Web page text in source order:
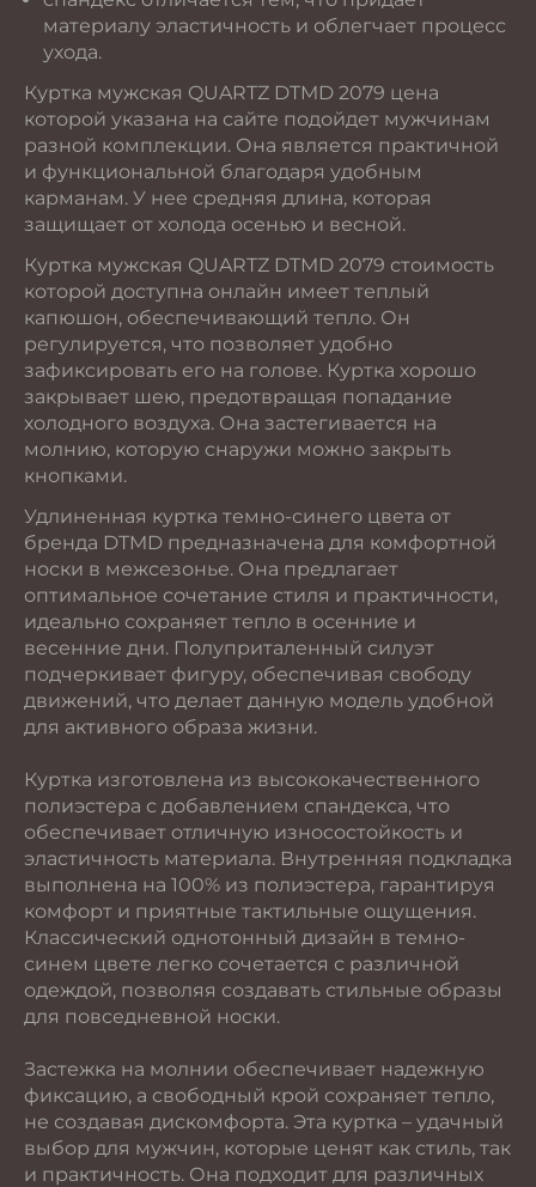
материалу эластичность и облегчает процесс
ухода.
Куртка мужская QUARTZ DTMD 2079 цена
которой указана на сайте подойдет мужчинам
разной комплекции. Она является практичной
и функциональной благодаря удобным
карманам. У нее средняя длина, которая
защищает от холода осенью и весной.
Куртка мужская QUARTZ DTMD 2079 стоимость
которой доступна онлайн имеет теплый
капюшон, обеспечивающий тепло. Он
регулируется, что позволяет удобно
зафиксировать его на голове. Куртка хорошо
закрывает шею, предотвращая попадание
холодного воздуха. Она застегивается на
молнию, которую снаружи можно закрыть
кнопками.
Удлиненная куртка темно-синего цвета от
бренда DTMD предназначена для комфортной
носки в межсезонье. Она предлагает
оптимальное сочетание стиля и практичности,
идеально сохраняет тепло в осенние и
весенние дни. Полуприталенный силуэт
подчеркивает фигуру, обеспечивая свободу
движений, что делает данную модель удобной
для активного образа жизни.
Куртка изготовлена из высококачественного
полиэстера с добавлением спандекса, что
обеспечивает отличную износостойкость и
эластичность материала. Внутренняя подкладка
выполнена на 100% из полиэстера, гарантируя
комфорт и приятные тактильные ощущения.
Классический однотонный дизайн в темно-
синем цвете легко сочетается с различной
одеждой, позволяя создавать стильные образы
для повседневной носки.
Застежка на молнии обеспечивает надежную
фиксацию, а свободный крой сохраняет тепло,
не создавая дискомфорта. Эта куртка – удачный
выбор для мужчин, которые ценят как стиль, так
и практичность. Она подходит для различных